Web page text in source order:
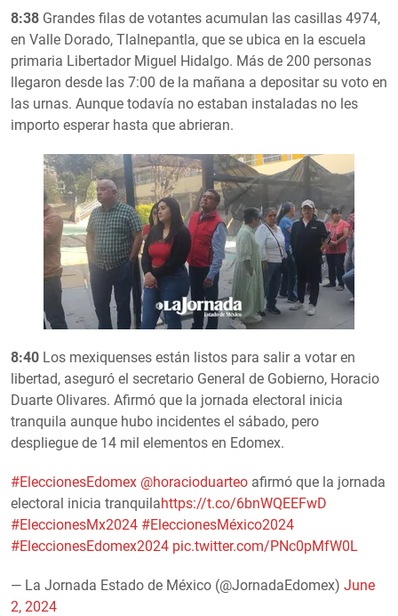
8:38 Grandes filas de votantes acumulan las casillas 4974,
en Valle Dorado, Tlalnepantla, que se ubica en la escuela
primaria Libertador Miguel Hidalgo. Más de 200 personas
llegaron desde las 7:00 de la mañana a depositar su voto en
las urnas. Aunque todavía no estaban instaladas no les
importo esperar hasta que abrieran.
8:40 Los mexiquenses están listos para salir a votar en
libertad, aseguró el secretario General de Gobierno, Horacio
Duarte Olivares. Afirmó que la jornada electoral inicia
tranquila aunque hubo incidentes el sábado, pero
despliegue de 14 mil elementos en Edomex.
#EleccionesEdomex @horacioduarteo afirmó que la jornada
electoral inicia tranquilahttps://t.co/6bnWQEEFwD
#EleccionesMx2024 #EleccionesMéxico2024
#EleccionesEdomex2024 pic.twitter.com/PNc0pMfW0L
— La Jornada Estado de México (@JornadaEdomex) June
2, 2024